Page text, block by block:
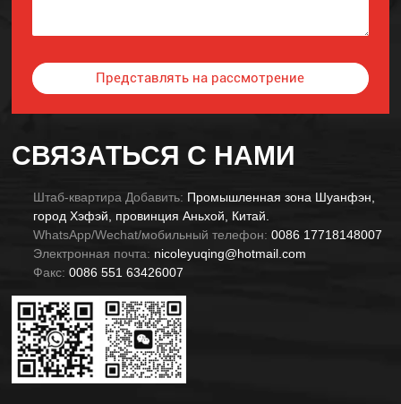
СВЯЗАТЬСЯ С НАМИ
Штаб-квартира Добавить: Промышленная зона Шуанфэн,
город Хэфэй, провинция Аньхой, Китай.
WhatsApp/Wechat/мобильный телефон: 0086 17718148007
Электронная почта: nicoleyuqing@hotmail.com
Факс: 0086 551 63426007
Представлять на рассмотрение